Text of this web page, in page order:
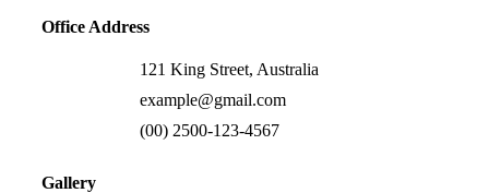
Office Address
121 King Street, Australia
example@gmail.com
(00) 2500-123-4567
Gallery